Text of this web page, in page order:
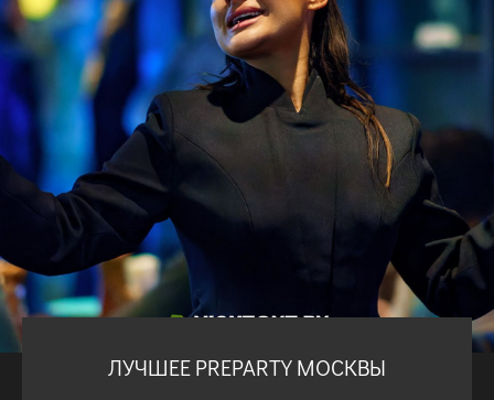
ЛУЧШЕЕ PREPARTY МОСКВЫ